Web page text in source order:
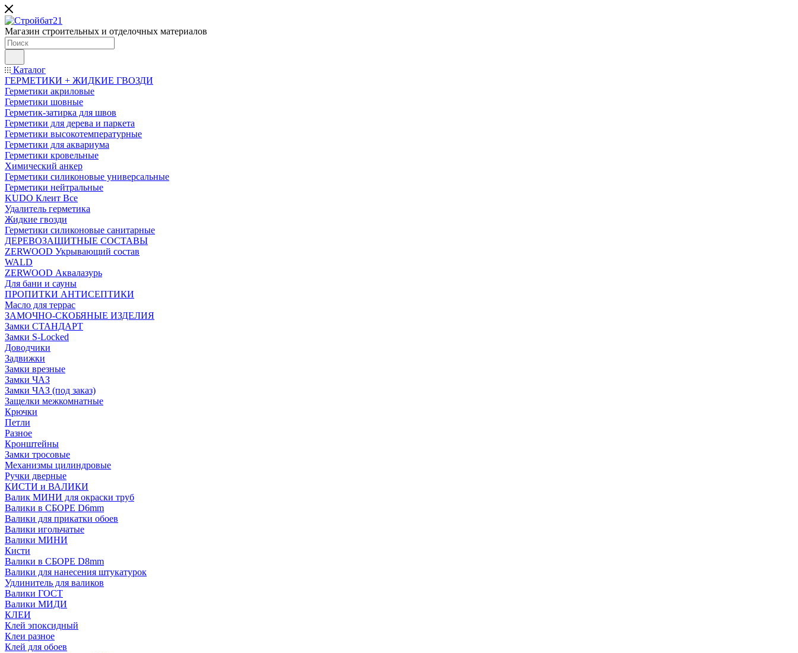
Магазин строительных и отделочных материалов
Каталог
ГЕРМЕТИКИ + ЖИДКИЕ ГВОЗДИ
Герметики акриловые
Герметики шовные
Герметик-затирка для швов
Герметики для дерева и паркета
Герметики высокотемпературные
Герметики для аквариума
Герметики кровельные
Химический анкер
Герметики силиконовые универсальные
Герметики нейтральные
KUDO Клеит Все
Удалитель герметика
Жидкие гвозди
Герметики силиконовые санитарные
ДЕРЕВОЗАЩИТНЫЕ СОСТАВЫ
ZERWOOD Укрывающий состав
WALD
ZERWOOD Аквалазурь
Для бани и сауны
ПРОПИТКИ АНТИСЕПТИКИ
Масло для террас
ЗАМОЧНО-СКОБЯНЫЕ ИЗДЕЛИЯ
Замки СТАНДАРТ
Замки S-Locked
Доводчики
Задвижки
Замки врезные
Замки ЧАЗ
Замки ЧАЗ (под заказ)
Защелки межкомнатные
Крючки
Петли
Разное
Кронштейны
Замки тросовые
Механизмы цилиндровые
Ручки дверные
КИСТИ и ВАЛИКИ
Валик МИНИ для окраски труб
Валики в СБОРЕ D6mm
Валики для прикатки обоев
Валики игольчатые
Валики МИНИ
Кисти
Валики в СБОРЕ D8mm
Валики для нанесения штукатурок
Удлинитель для валиков
Валики ГОСТ
Валики МИДИ
КЛЕИ
Клей эпоксидный
Клеи разное
Клей для обоев